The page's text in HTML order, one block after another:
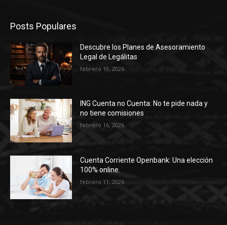
Posts Populares
Descubre los Planes de Asesoramiento
Legal de Legálitas
febrero 19, 2026
ING Cuenta no Cuenta: No te pide nada y
no tiene comisiones
febrero 16, 2026
Cuenta Corriente Openbank: Una elección
100% online.
febrero 11, 2026